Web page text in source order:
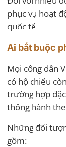
phục vụ hoạt
quốc tế.
Ai bắt buộc
Mọi công dân
có hộ chiếu
trường hợp
thông hành
Những đối
gồm: